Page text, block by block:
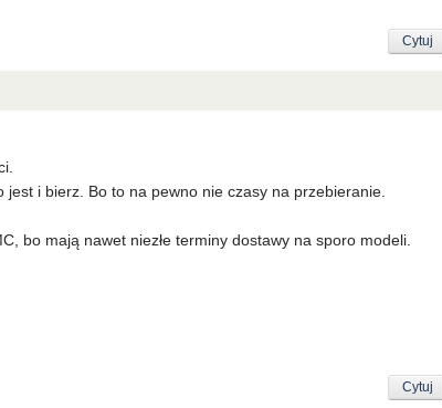
Cytuj
i bierz. Bo to na pewno nie czasy na przebieranie.
bo mają nawet niezłe terminy dostawy na sporo modeli.
Cytuj